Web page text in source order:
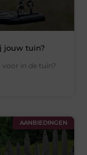
jouw tuin?
voor in de tuin?
AANBIEDINGEN